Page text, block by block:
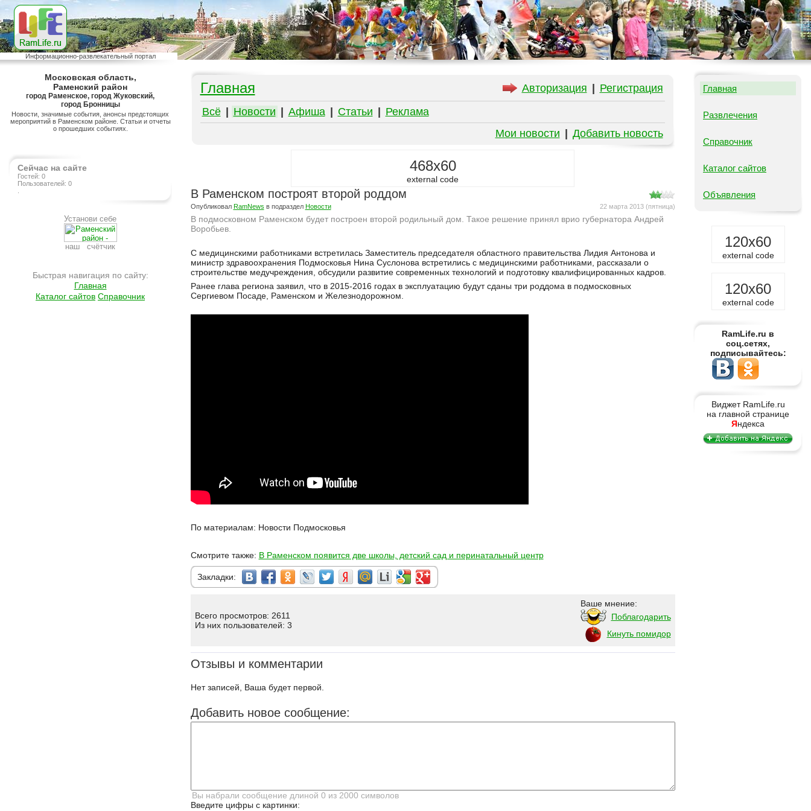
Информационно-развлекательный портал
Московская область,
Раменский район
город Раменское, город Жуковский,
город Бронницы
Новости, значимые события, анонсы предстоящих
мероприятий в Раменском районе. Статьи и отчеты
о прошедших событиях.
Сейчас на сайте
Гостей: 0
Пользователей: 0
Установи себе
наш счётчик
Быстрая навигация по сайту:
Главная
Каталог сайтов Справочник
Авторизация Регистрация
Главная
Всё Новости Афиша Статьи
Реклама
Мои новости
Добавить новость
468x60
external code
В Раменском построят второй роддом
22 марта 2013 (пятница)
Опубликовал RamNews в подраздел Новости
В подмосковном Раменском будет построен второй родильный дом. Такое решение принял врио губернатора Андрей
Воробьев.
С медицинскими работниками встретилась Заместитель председателя областного правительства Лидия Антонова и
министр здравоохранения Подмосковья Нина Суслонова встретились с медицинскими работниками, рассказали о
строительстве медучреждения, обсудили развитие современных технологий и подготовку квалифицированных кадров.
Ранее глава региона заявил, что в 2015-2016 годах в эксплуатацию будут сданы три роддома в подмосковных
Сергиевом Посаде, Раменском и Железнодорожном.
По материалам: Новости Подмосковья
Смотрите также: В Раменском появится две школы, детский сад и перинатальный центр
Закладки:
Всего просмотров: 2611
Из них пользователей: 3
Ваше мнение:
Поблагодарить
Кинуть помидор
Отзывы и комментарии
Нет записей, Ваша будет первой.
Добавить новое сообщение:
Введите цифры с картинки:
Главная
Развлечения
Справочник
Каталог сайтов
Объявления
120x60
external code
120x60
external code
RamLife.ru в
соц.сетях,
подписывайтесь:
Виджет RamLife.ru
на главной странице
Яндекса